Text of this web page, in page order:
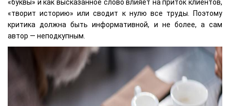
«буквы» и как высказанное слово влияет на приток клиентов,
«творит историю» или сводит к нулю все труды. Поэтому
критика должна быть информативной, и не более, а сам
автор — неподкупным.